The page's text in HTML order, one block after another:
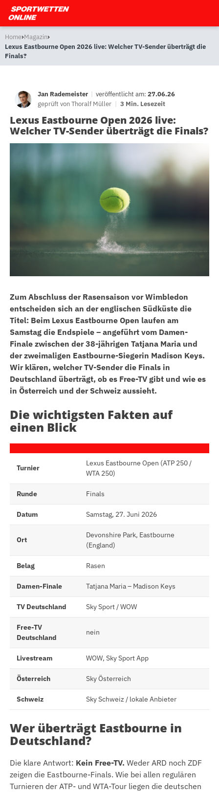
Home›Magazin›
Lexus Eastbourne Open 2026 live: Welcher TV-Sender überträgt die
Finals?
Jan Rademeister | veröffentlicht am: 27.06.26
geprüft vonThoralf Müller | 3 Min. Lesezeit
Lexus Eastbourne Open 2026 live:
Welcher TV-Sender überträgt die Finals?
Zum Abschluss der Rasensaison vor Wimbledon
entscheiden sich an der englischen Südküste die
Titel: Beim Lexus Eastbourne Open laufen am
Samstag die Endspiele – angeführt vom Damen-
Finale zwischen der 38-jährigen Tatjana Maria und
der zweimaligen Eastbourne-Siegerin Madison Keys.
Wir klären, welcher TV-Sender die Finals in
Deutschland überträgt, ob es Free-TV gibt und wie es
in Österreich und der Schweiz aussieht.
Die wichtigsten Fakten auf
einen Blick
Turnier
Lexus Eastbourne Open (ATP 250 /
WTA 250)
Runde Finals
Datum Samstag, 27. Juni 2026
Ort
Devonshire Park, Eastbourne
(England)
Belag Rasen
Damen-Finale Tatjana Maria – Madison Keys
TV Deutschland Sky Sport / WOW
Free-TV
Deutschland
nein
Livestream WOW, Sky Sport App
Österreich Sky Österreich
Schweiz Sky Schweiz / lokale Anbieter
Wer überträgt Eastbourne in
Deutschland?
Die klare Antwort: Kein Free-TV. Weder ARD noch ZDF
zeigen die Eastbourne-Finals. Wie bei allen regulären
Turnieren der ATP- und WTA-Tour liegen die deutschen